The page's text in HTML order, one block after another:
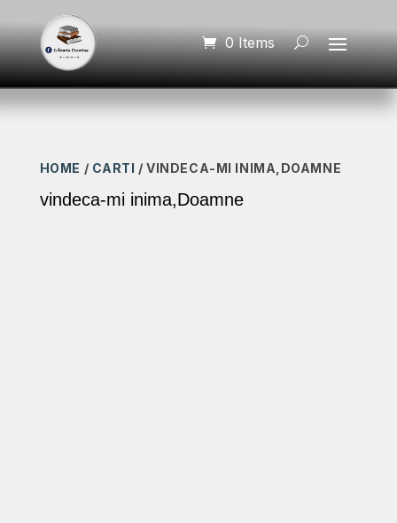
0 Items
HOME / CARTI / VINDECA-MI INIMA,DOAMNE
vindeca-mi inima,Doamne